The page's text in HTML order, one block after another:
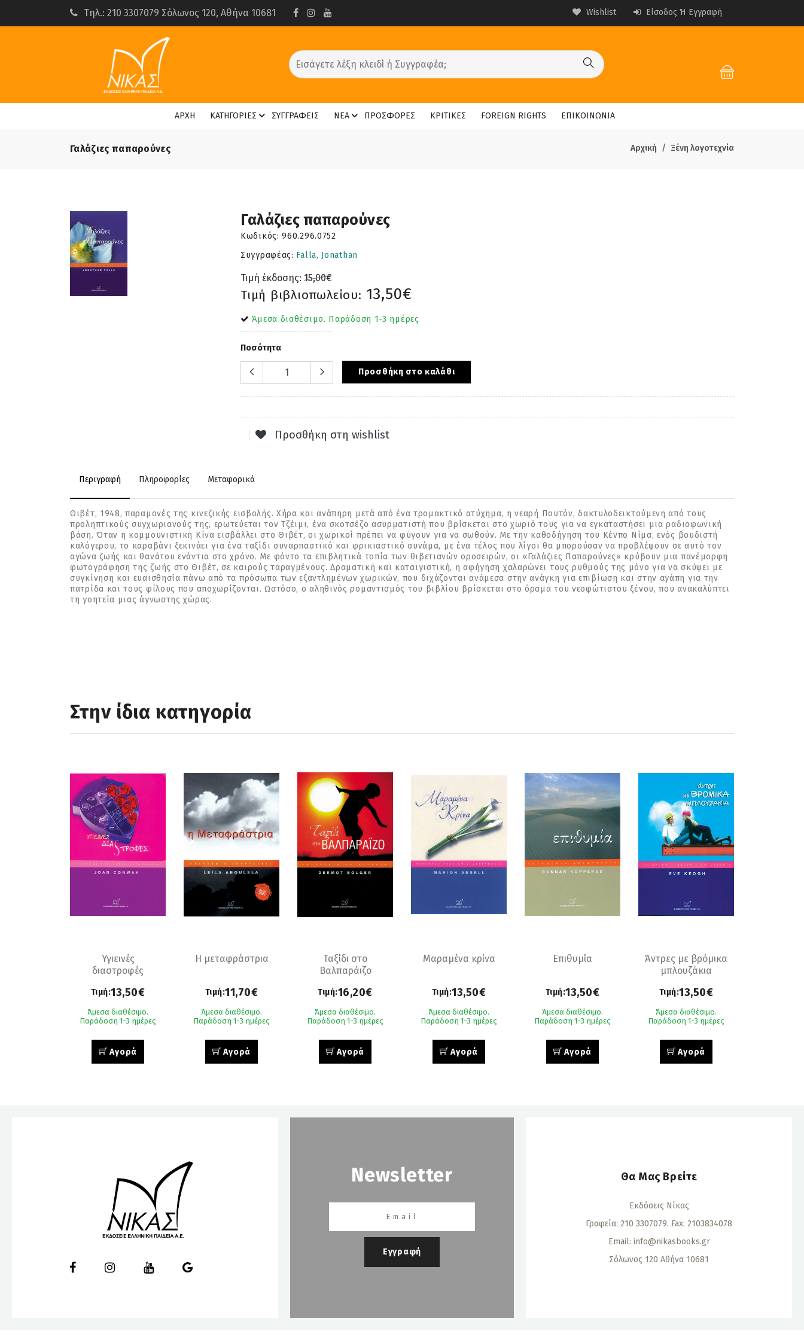
Τηλ.: 210 3307079 Σόλωνος 120, Αθήνα 10681 Wishlist Είσοδος Ή Εγγραφή
ΑΡΧΗ ΚΑΤΗΓΟΡΙΕΣ ΣΥΓΓΡΑΦΕΙΣ ΝΕΑ ΠΡΟΣΦΟΡΕΣ ΚΡΙΤΙΚΕΣ FOREIGN RIGHTS ΕΠΙΚΟΙΝΩΝΙΑ
Γαλάζιες παπαρούνες Αρχική Ξένη λογοτεχνία
Γαλάζιες παπαρούνες
Κωδικός:960.296.0752
Συγγραφέας: Falla, Jonathan
Τιμή έκδοσης: 15,00€
Τιμή βιβλιοπωλείου: 13,50€
Άμεσα διαθέσιμο. Παράδοση 1-3 ημέρες
Ποσότητα
Προσθήκη στο καλάθι
Προσθήκη στη wishlist
Περιγραφή Πληροφορίες Μεταφορικά
Θιβέτ, 1948, παραμονές της κινεζικής εισβολής. Χήρα και ανάπηρη μετά από ένα τρομακτικό ατύχημα, η νεαρή Πουτόν, δακτυλοδεικτούμενη από τους
προληπτικούς συγχωριανούς της, ερωτεύεται τον Τζέιμι, ένα σκοτσέζο ασυρματιστή που βρίσκεται στο χωριό τους για να εγκαταστήσει μια ραδιοφωνική
βάση. Όταν η κομμουνιστική Κίνα εισβάλλει στο Θιβέτ, οι χωρικοί πρέπει να φύγουν για να σωθούν. Με την καθοδήγηση του Κένπο Νίμα, ενός βουδιστή
καλόγερου, το καραβάνι ξεκινάει για ένα ταξίδι συναρπαστικό και φρικιαστικό συνάμα, με ένα τέλος που λίγοι θα μπορούσαν να προβλέψουν σε αυτό τον
αγώνα ζωής και θανάτου ενάντια στο χρόνο. Με φόντο τα επιβλητικά τοπία των θιβετιανών οροσειρών, οι «Γαλάζιες Παπαρούνες» κρύβουν μια πανέμορφη
φωτογράφηση της ζωής στο Θιβέτ, σε καιρούς ταραγμένους. Δραματική και καταιγιστική, η αφήγηση χαλαρώνει τους ρυθμούς της μόνο για να σκύψει με
συγκίνηση και ευαισθησία πάνω από τα πρόσωπα των εξαντλημένων χωρικών, που διχάζονται ανάμεσα στην ανάγκη για επιβίωση και στην αγάπη για την
πατρίδα και τους φίλους που αποχωρίζονται. Ωστόσο, ο αληθινός ρομαντισμός του βιβλίου βρίσκεται στο όραμα του νεοφώτιστου ξένου, που ανακαλύπτει
τη γοητεία μιας άγνωστης χώρας.
Στην ίδια κατηγορία
Υγιεινές
διαστροφές
Τιμή:13,50€
Άμεσα διαθέσιμο.
Παράδοση 1-3 ημέρες
Αγορά
Η μεταφράστρια
Τιμή:11,70€
Άμεσα διαθέσιμο.
Παράδοση 1-3 ημέρες
Αγορά
Ταξίδι στο
Βαλπαράιζο
Τιμή:16,20€
Άμεσα διαθέσιμο.
Παράδοση 1-3 ημέρες
Αγορά
Μαραμένα κρίνα
Τιμή:13,50€
Άμεσα διαθέσιμο.
Παράδοση 1-3 ημέρες
Αγορά
Επιθυμία
Τιμή:13,50€
Άμεσα διαθέσιμο.
Παράδοση 1-3 ημέρες
Αγορά
Άντρες με βρόμικα
μπλουζάκια
Τιμή:13,50€
Άμεσα διαθέσιμο.
Παράδοση 1-3 ημέρες
Αγορά
Newsletter
Εγγραφή
Θα Μας Βρείτε
Εκδόσεις Νίκας
Γραφεία: 210 3307079. Fax: 2103834078
Email: info@nikasbooks.gr
Σόλωνος 120 Αθήνα 10681